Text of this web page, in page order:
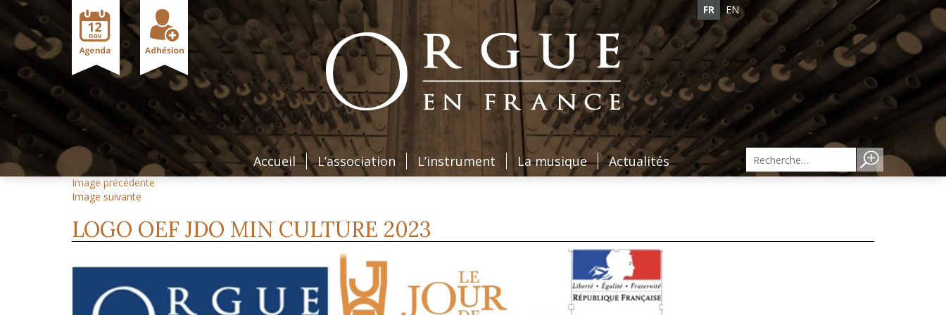
FR EN
Accueil L’association L’instrument La musique Actualités
Image précédente
Image suivante
LOGO OEF JDO MIN CULTURE 2023